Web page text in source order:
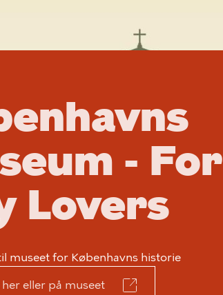
- For
Lovers
museet for Københavns historie
eller på museet